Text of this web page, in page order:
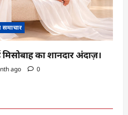
का शानदार अंदाज़।
ago 0